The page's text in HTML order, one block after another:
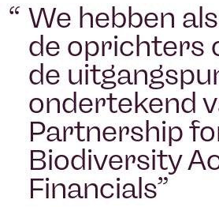
We hebben
de oprichters
de
ondertekend
Partnership
Biodiversity
Financials